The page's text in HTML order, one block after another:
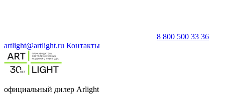
8 800 500 33 36
artlight@artlight.ru Контакты
официальный дилер Arlight